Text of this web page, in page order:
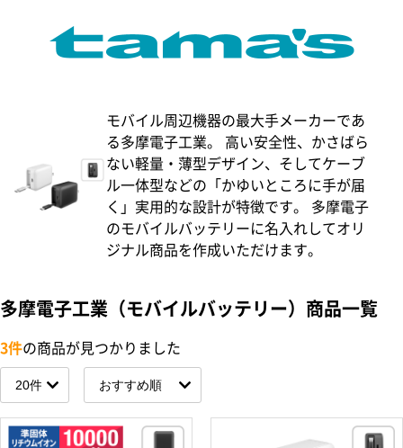
モバイル周辺機器の最大手メーカーであ
る多摩電子工業。 高い安全性、かさばら
ない軽量・薄型デザイン、そしてケーブ
ル一体型などの「かゆいところに手が届
く」実用的な設計が特徴です。 多摩電子
のモバイルバッテリーに名入れしてオリ
ジナル商品を作成いただけます。
多摩電子工業（モバイルバッテリー）商品一覧
3件の商品が見つかりました